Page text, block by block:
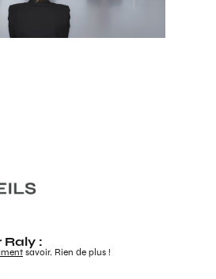
:
savoir. Rien de plus !